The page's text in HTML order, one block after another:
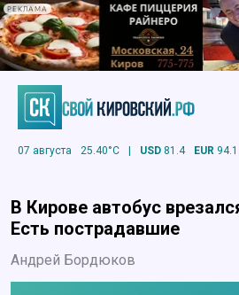
РЕКЛАМА
07 августа 25.40°C | USD 81.4 EUR 94.1
В Кирове автобус
Есть пострадавшие
Андрей Бордюков